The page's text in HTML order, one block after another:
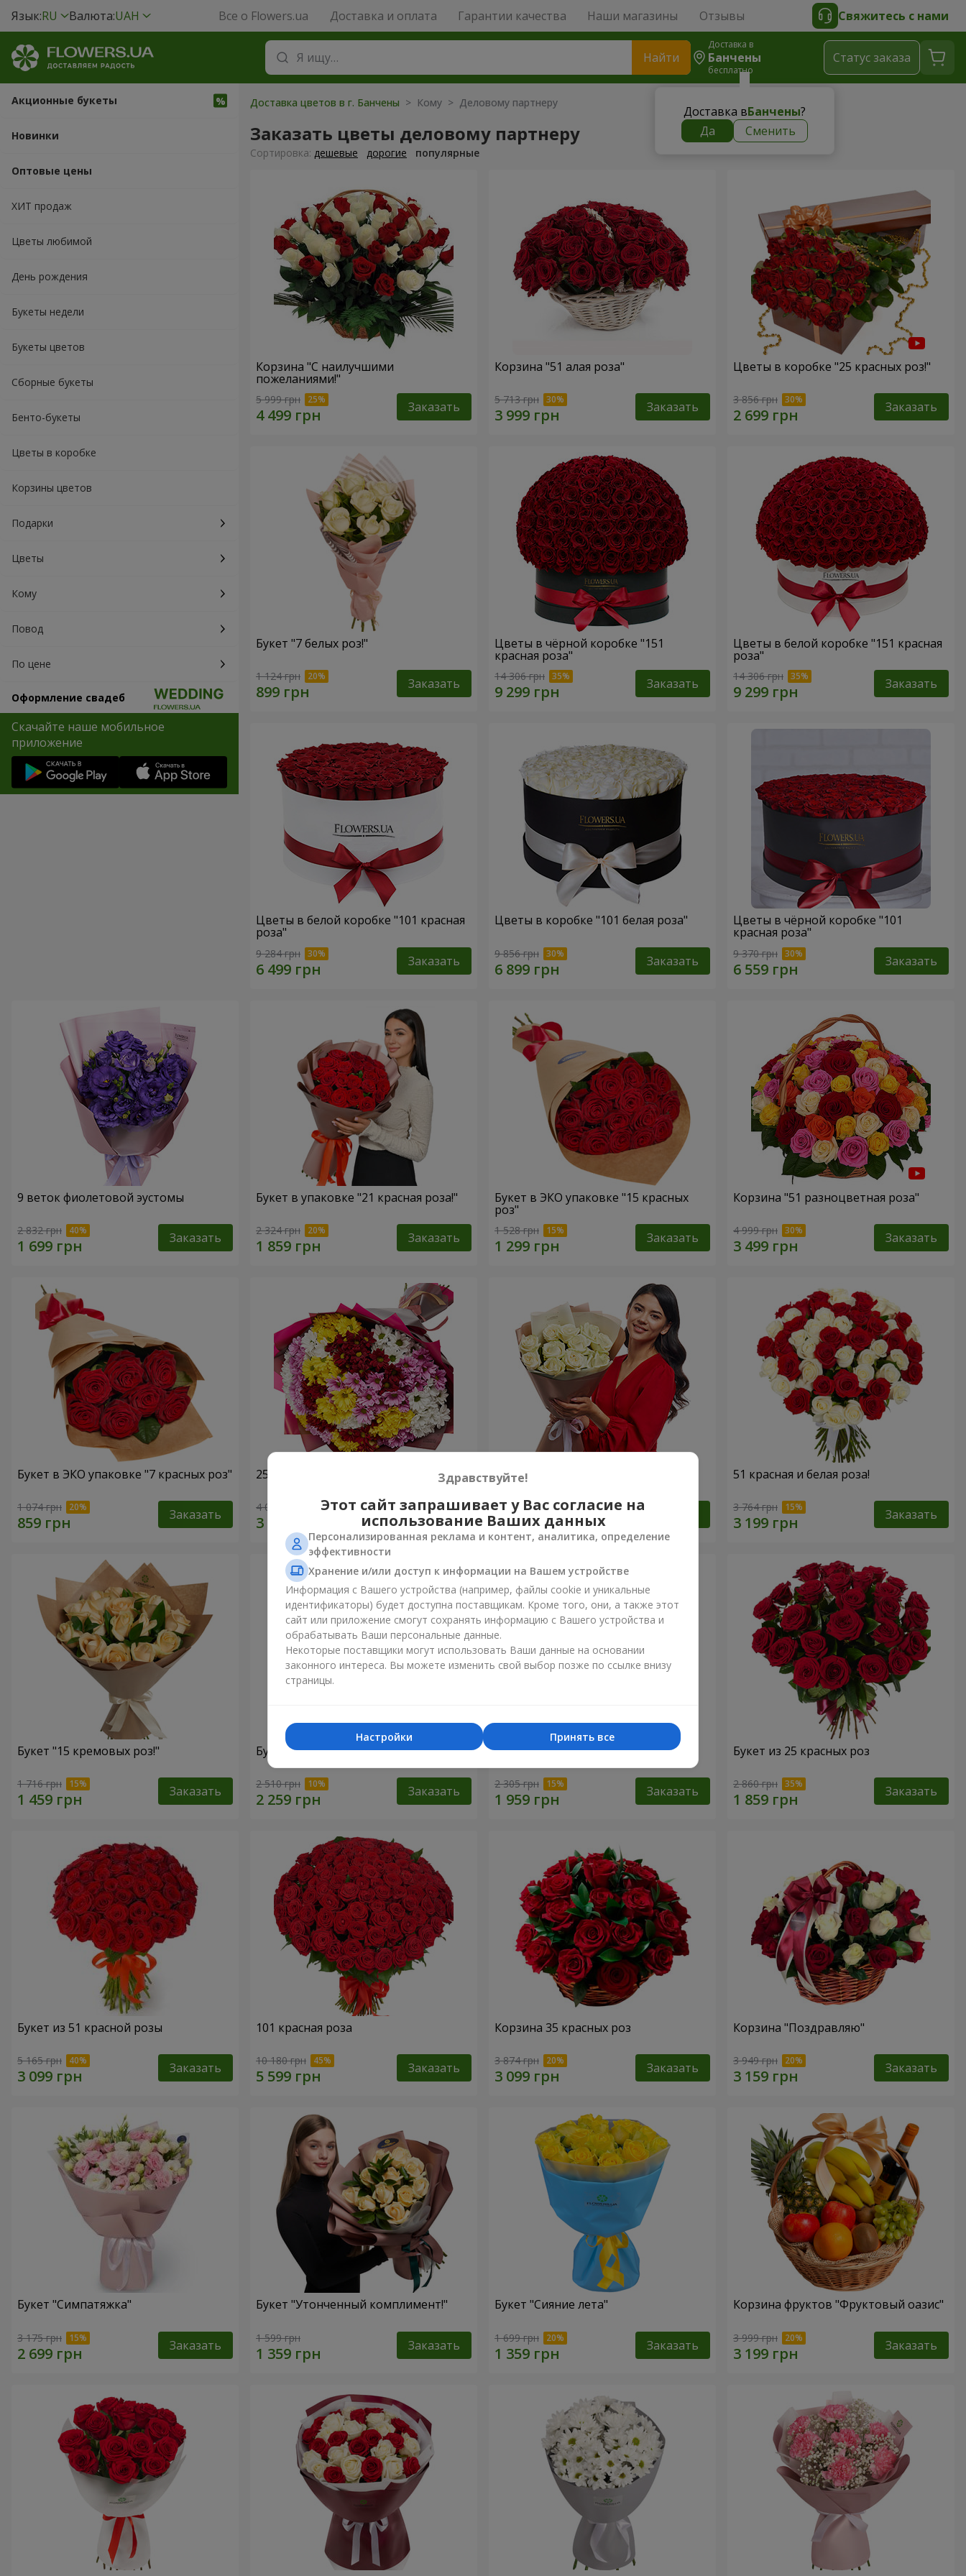
Язык:RU Валюта:UAH Все о Flowers.ua Доставка и оплата Гарантии качества Наши магазины Отзывы Свяжитесь с нами
Найти
Доставка в
Банчены
бесплатно
Доставка вБанчены?
Да
Сменить
Cтатус заказа
Акционные букеты
Новинки
Оптовые цены
ХИТ продаж
Цветы любимой
День рождения
Букеты недели
Букеты цветов
Сборные букеты
Бенто-букеты
Цветы в коробке
Корзины цветов
Подарки
Цветы
Кому
Повод
По цене
Оформление свадеб
Скачайте наше мобильное
приложение
Доставка цветов в г. Банчены > Кому > Деловому партнеру
Заказать цветы деловому партнеру
Cортировка: дешевые дорогие популярные
Корзина "С наилучшими
пожеланиями!"
5 999 грн Заказать
Корзина "51 алая роза"
5 713 грн Заказать
Цветы в коробке "25 красных роз!"
3 856 грн Заказать
Букет "7 белых роз!"
1 124 грн Заказать
Цветы в чёрной коробке "151
красная роза"
14 306 грн Заказать
Цветы в белой коробке "151 красная
роза"
14 306 грн Заказать
Цветы в белой коробке "101 красная
роза"
9 284 грн Заказать
Цветы в коробке "101 белая роза"
9 856 грн Заказать
Цветы в чёрной коробке "101
красная роза"
9 370 грн Заказать
9 веток фиолетовой эустомы
2 832 грн Заказать
Букет в упаковке "21 красная роза!"
2 324 грн Заказать
Букет в ЭКО упаковке "15 красных
роз"
1 528 грн Заказать
Корзина "51 разноцветная роза"
4 999 грн Заказать
Букет в ЭКО упаковке "7 красных роз"
1 074 грн Заказать
25 разноцветных хризантем!
4 074 грн Заказать
Авторский букет "11 белых роз!"
1 443 грн
51 красная и белая роза!
3 764 грн Заказать
Букет "15 кремовых роз!"
1 716 грн Заказать
Букет "15 разноцветных хризантем!"
2 510 грн Заказать
Букет "Гармония"
2 305 грн Заказать
Букет из 25 красных роз
2 860 грн Заказать
Букет из 51 красной розы
5 165 грн Заказать
101 красная роза
10 180 грн Заказать
Корзина 35 красных роз
3 874 грн Заказать
Корзина "Поздравляю"
3 949 грн Заказать
Букет "Симпатяжка"
3 175 грн Заказать
Букет "Утонченный комплимент!"
1 599 грн Заказать
Букет "Сияние лета"
1 699 грн Заказать
Корзина фруктов "Фруктовый оазис"
3 999 грн Заказать
Здравствуйте!
Этот сайт запрашивает у Вас согласие на
использование Ваших данных
Персонализированная реклама и контент, аналитика, определение
эффективности
Хранение и/или доступ к информации на Вашем устройстве
Информация с Вашего устройства (например, файлы cookie и уникальные
идентификаторы) будет доступна поставщикам. Кроме того, они, а также этот
сайт или приложение смогут сохранять информацию с Вашего устройства и
обрабатывать Ваши персональные данные.
Некоторые поставщики могут использовать Ваши данные на основании
законного интереса. Вы можете изменить свой выбор позже по ссылке внизу
страницы.
Принять все
Настройки